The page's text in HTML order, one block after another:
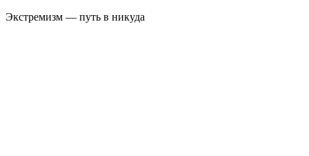
Экстремизм — путь в никуда